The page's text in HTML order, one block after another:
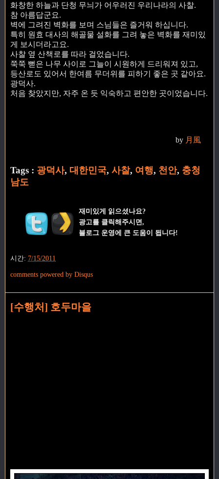
화창한 하늘과 단청 무늬가 어우러진 우리나라의 사찰.
참 아름답군요.
벽에 그려진 벽화를 보며 스님들은 즐거워 하십니다.
특히 원효 대사의 해골물 설화를 그려 놓은 벽화를 재미있
게 보시더라고요.
사찰 옆 산책로를 따라 걸었습니다.
쭉쭉 뻗은 나무 사이로 그늘이 시원하게 드리워져 있고,
등산로도 있어서 한여름 무더위를 피하기 좋은 곳 같아요.
광덕사.
처음 찾았지만, 자주 온 듯 익숙하고 편안한 곳이었습니다.
by 月風
Tags : 광덕사, 대한민국, 사찰, 여행, 천안, 충청
남도
재미있게 읽으셨나요?
광고를 클릭해주시면,
블로그 운영에 큰 도움이 됩니다!
시간: 7/15/2011
comments powered by Disqus
[수행처] 호두마을